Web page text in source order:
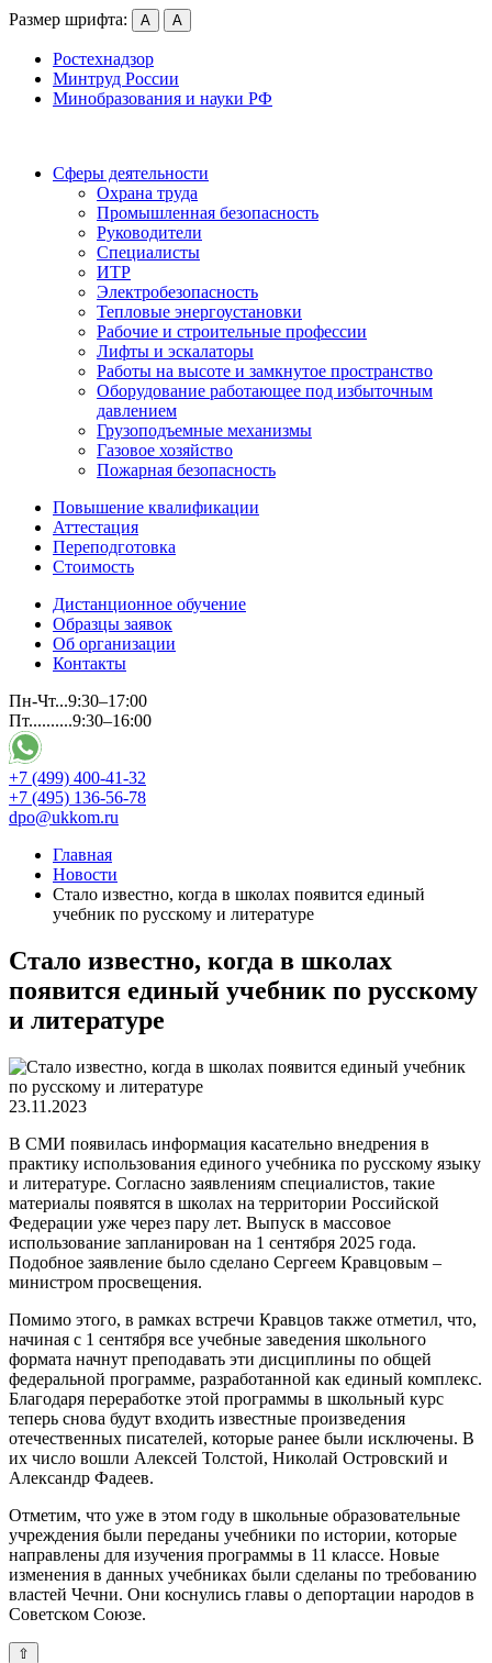
Размер шрифта: А А
Ростехнадзор
Минтруд России
Минобразования и науки РФ
Сферы деятельности
Охрана труда
Промышленная безопасность
Руководители
Специалисты
ИТР
Электробезопасность
Тепловые энергоустановки
Рабочие и строительные профессии
Лифты и эскалаторы
Работы на высоте и замкнутое пространство
Оборудование работающее под избыточным
давлением
Грузо­подъемные механизмы
Газовое хозяйство
Пожарная безопасность
Повышение квалификации
Аттестация
Переподготовка
Стоимость
Дистанционное обучение
Образцы заявок
Об организации
Контакты
Пн-Чт...9:30–17:00
Пт..........9:30–16:00
+7 (499) 400-41-32
+7 (495) 136-56-78
dpo@ukkom.ru
Главная
Новости
Стало известно, когда в школах появится единый
учебник по русскому и литературе
Стало известно, когда в школах
появится единый учебник по русскому
и литературе
23.11.2023
В СМИ появилась информация касательно внедрения в
практику использования единого учебника по русскому языку
и литературе. Согласно заявлениям специалистов, такие
материалы появятся в школах на территории Российской
Федерации уже через пару лет. Выпуск в массовое
использование запланирован на 1 сентября 2025 года.
Подобное заявление было сделано Сергеем Кравцовым –
министром просвещения.
Помимо этого, в рамках встречи Кравцов также отметил, что,
начиная с 1 сентября все учебные заведения школьного
формата начнут преподавать эти дисциплины по общей
федеральной программе, разработанной как единый комплекс.
Благодаря переработке этой программы в школьный курс
теперь снова будут входить известные произведения
отечественных писателей, которые ранее были исключены. В
их число вошли Алексей Толстой, Николай Островский и
Александр Фадеев.
Отметим, что уже в этом году в школьные образовательные
учреждения были переданы учебники по истории, которые
направлены для изучения программы в 11 классе. Новые
изменения в данных учебниках были сделаны по требованию
властей Чечни. Они коснулись главы о депортации народов в
Советском Союзе.
⇧